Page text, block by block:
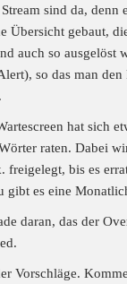
sind da, denn
Übersicht gebaut,
auch so ausgelöst
so das man
hat sich
raten. Dabei
freigelegt, bis es
gibt es eine
daran, das der
Vorschläge.